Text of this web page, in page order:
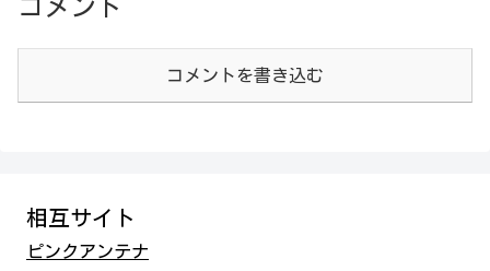
コメント
コメントを書き込む
相互サイト
ピンクアンテナ